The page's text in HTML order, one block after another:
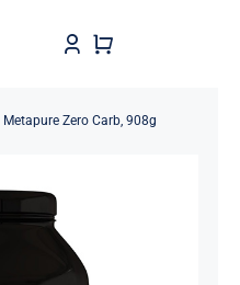
Metapure Zero Carb, 908g